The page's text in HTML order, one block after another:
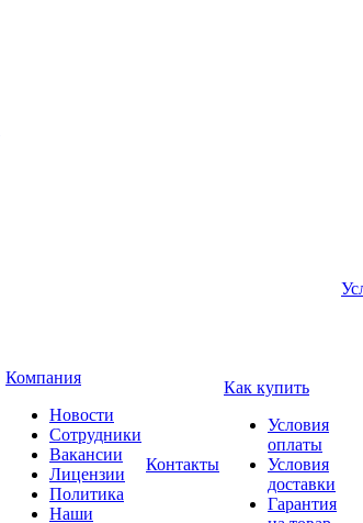
Компания
Новости
Сотрудники
Вакансии
Лицензии
Политика
Наши
Контакты
Как купить
Условия
оплаты
Условия
доставки
Гарантия